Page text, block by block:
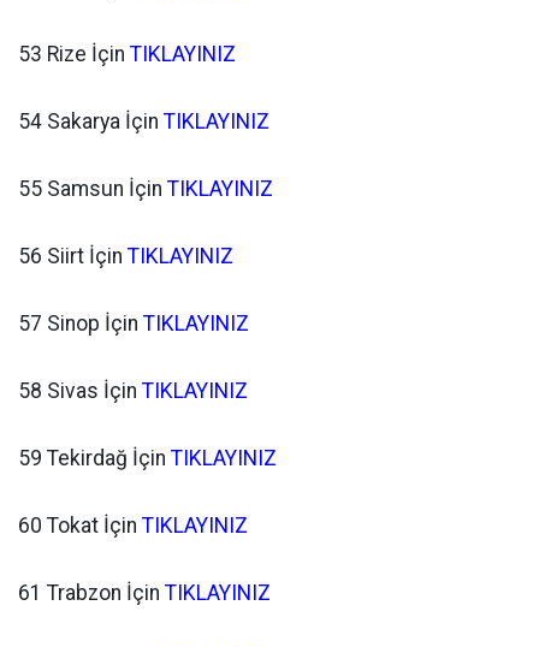
53 Rize İçin TIKLAYINIZ
54 Sakarya İçin TIKLAYINIZ
55 Samsun İçin TIKLAYINIZ
56 Siirt İçin TIKLAYINIZ
57 Sinop İçin TIKLAYINIZ
58 Sivas İçin TIKLAYINIZ
59 Tekirdağ İçin TIKLAYINIZ
60 Tokat İçin TIKLAYINIZ
61 Trabzon İçin TIKLAYINIZ